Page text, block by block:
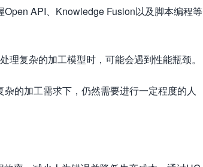
API、Knowledge Fusion以及脚本编程等
理复杂的加工模型时，可能会遇到性能瓶颈。
的加工需求下，仍然需要进行一定程度的人